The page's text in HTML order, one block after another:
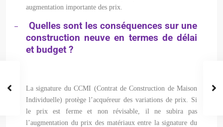
augmentation importante des prix.
–
Quelles sont les conséquences sur une
construction neuve en termes de délai
et budget ?
La signature du CCMI (Contrat de Construction de Maison
Individuelle) protège l’acquéreur des variations de prix. Si
le prix est ferme et non révisable, il ne subira pas
l’augmentation du prix des matériaux entre la signature du